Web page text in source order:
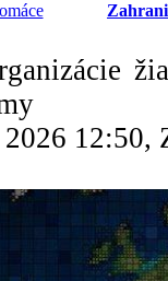
2026 12:50,